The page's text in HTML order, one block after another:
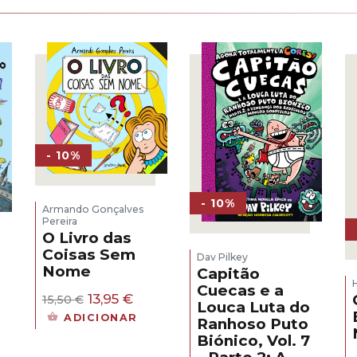
- 10%
Armando Gonçalves
Pereira
O Livro das
Coisas Sem
Nome
15,50€ O
preço
13,95 €O
preço
ADICIONAR
- 10%
Dav Pilkey
Capitão
Cuecas e a
Louca Luta do
Ranhoso Puto
Biónico, Vol. 7